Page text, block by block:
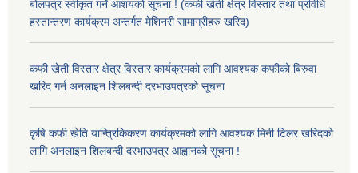
बोलपत्र स्वीकृत गर्ने आशयको सूचना ! (कफी खेती क्षेत्र विस्तार तथा प्रविधि
हस्तान्तरण कार्यक्रम अन्तर्गत मेशिनरी सामाग्रीहरु खरिद)
कफी खेती विस्तार क्षेत्र विस्तार कार्यक्रमको लागि आवश्यक कफीको बिरुवा
खरिद गर्न अनलाइन शिलबन्दी दरभाउपत्रको सूचना
कृषि कफी खेति यान्त्रिकिकरण कार्यक्रमको लागि आवश्यक मिनी टिलर खरिदको
लागि अनलाइन शिलबन्दी दरभाउपत्र आह्वानको सूचना !